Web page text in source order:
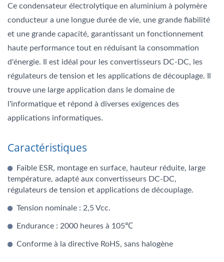
Ce condensateur électrolytique en aluminium à polymère
conducteur a une longue durée de vie, une grande fiabilité
et une grande capacité, garantissant un fonctionnement
haute performance tout en réduisant la consommation
d'énergie. Il est idéal pour les convertisseurs DC-DC, les
régulateurs de tension et les applications de découplage. Il
trouve une large application dans le domaine de
l'informatique et répond à diverses exigences des
applications informatiques.
Caractéristiques
Faible ESR, montage en surface, hauteur réduite, large
température, adapté aux convertisseurs DC-DC,
régulateurs de tension et applications de découplage.
Tension nominale : 2,5 Vcc.
Endurance : 2000 heures à 105℃
Conforme à la directive RoHS, sans halogène